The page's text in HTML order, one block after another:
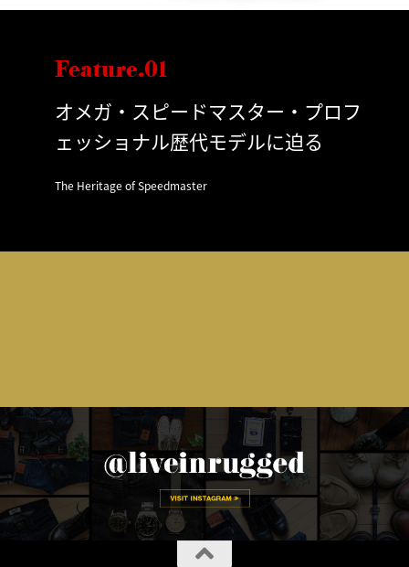
Feature.01
オメガ・スピードマスター・プロフ
ェッショナル歴代モデルに迫る
The Heritage of Speedmaster